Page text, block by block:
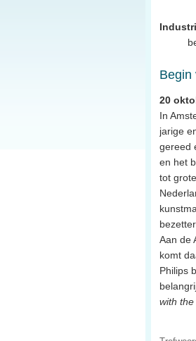
Begin
20
In
jarige
gereed
en het
tot
Aan de
komt
Philips
with